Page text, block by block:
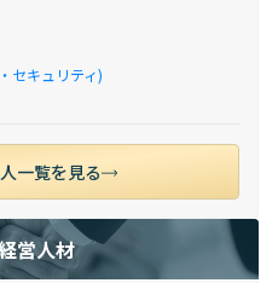
セキュリティ)
一覧を見る
営人材